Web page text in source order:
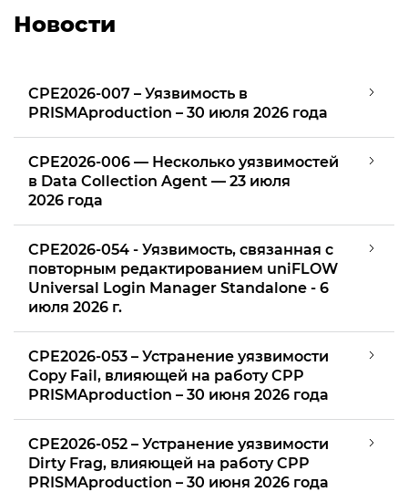
Сертификация
Сообщите об уязвимости продукта
Политика раскрытия информации о безопасности ИТ-
Новости
CPE2026-007 – Уязвимость в
PRISMAproduction – 30 июля 2026 года
CPE2026-006 — Несколько уязвимостей
в Data Collection Agent — 23 июля
2026 года
CPE2026-054 - Уязвимость, связанная с
повторным редактированием uniFLOW
Universal Login Manager Standalone - 6
июля 2026 г.
CPE2026-053 – Устранение уязвимости
Copy Fail, влияющей на работу CPP
PRISMAproduction – 30 июня 2026 года
CPE2026-052 – Устранение уязвимости
Dirty Frag, влияющей на работу CPP
PRISMAproduction – 30 июня 2026 года